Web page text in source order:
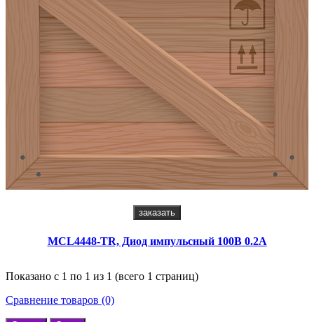
заказать
MCL4448-TR, Диод импульсный 100В 0.2А
Показано с 1 по 1 из 1 (всего 1 страниц)
Сравнение товаров (0)